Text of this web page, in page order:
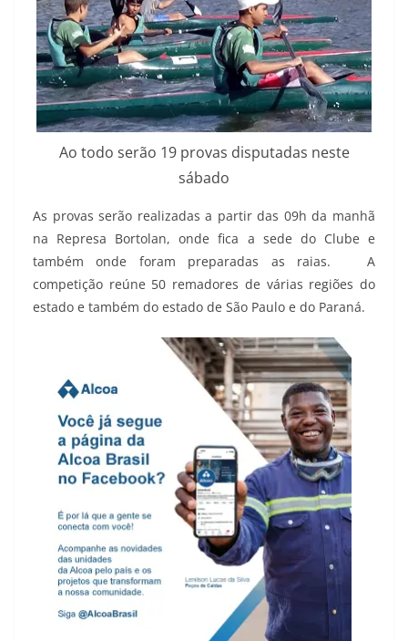
Ao todo serão 19 provas disputadas neste
sábado
As provas serão realizadas a partir das 09h da manhã
na Represa Bortolan, onde fica a sede do Clube e
também onde foram preparadas as raias. A
competição reúne 50 remadores de várias regiões do
estado e também do estado de São Paulo e do Paraná.